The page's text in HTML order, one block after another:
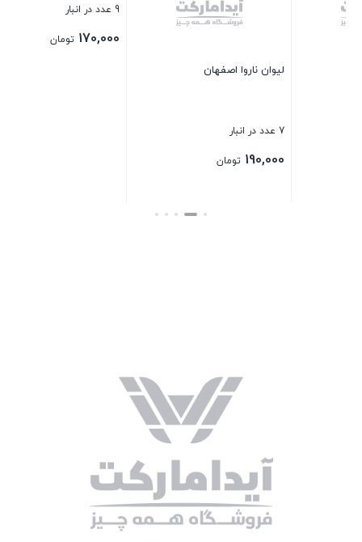
170,000 تومان
200,000 تومان